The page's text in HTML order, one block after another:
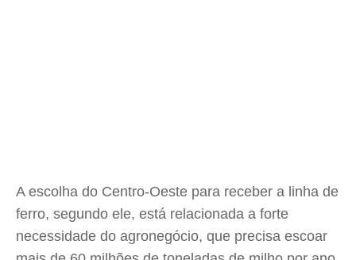
A escolha do Centro-Oeste para receber a linha de
ferro, segundo ele, está relacionada a forte
necessidade do agronegócio, que precisa escoar